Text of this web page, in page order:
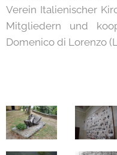
Verein Italienischer
Mitgliedern und
Domenico di Lorenzo